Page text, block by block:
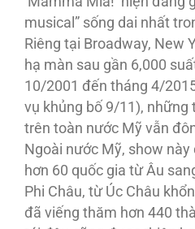
musical” sống dai nhất
Riêng tại Broadway, New
hạ màn sau gần 6,000
10/2001 đến tháng 4/
vụ khủng bố 9/11), những
trên toàn nước Mỹ vẫn
Ngoài nước Mỹ, show
hơn 60 quốc gia từ Âu
Phi Châu, từ Úc Châu
đã viếng thăm hơn 440